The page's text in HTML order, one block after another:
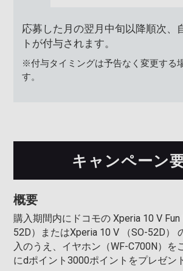
応募した月の翌月中旬以降順次、
トが付与されます。
※付与タイミングは予告なく変更する
す。
キャンペーン
概要
購入期間内にドコモの Xperia 10 V Fun
52D）またはXperia 10 V （SO-52D）
入のうえ、イヤホン（WF-C700N）を
にdポイント3000ポイントをプレゼン